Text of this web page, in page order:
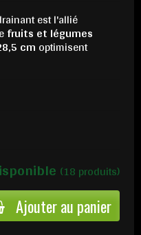
est l'allié
fruits et légumes
cm optimisent
(18 produits)
Ajouter au panier